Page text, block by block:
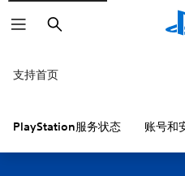
搜
索
支持首页
PlayStation服务状态 账号和